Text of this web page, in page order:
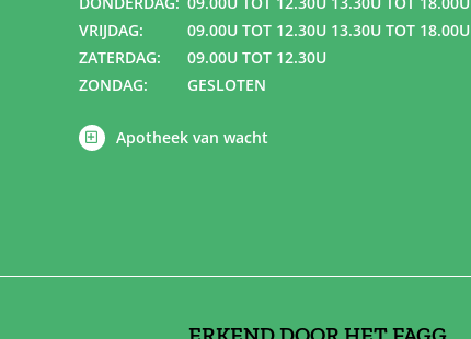
VRIJDAG:
09.00U TOT 12.30U 13.30U TOT 18.00U
ZATERDAG:
09.00U TOT 12.30U
ZONDAG:
GESLOTEN
Apotheek van wacht